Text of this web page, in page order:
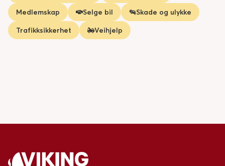
Medlemskap
Selge bil
Skade og ulykke
Trafikksikkerhet
Veihjelp